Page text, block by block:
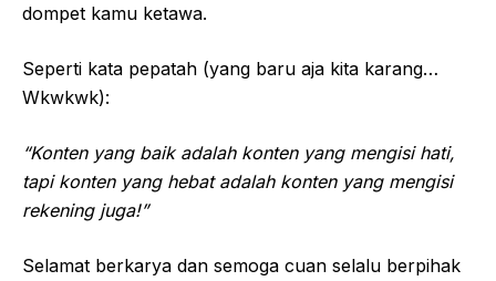
dompet kamu ketawa.
Seperti kata pepatah (yang baru aja kita karang…
Wkwkwk):
“Konten yang baik adalah konten yang mengisi hati,
tapi konten yang hebat adalah konten yang mengisi
rekening juga!”
Selamat berkarya dan semoga cuan selalu berpihak